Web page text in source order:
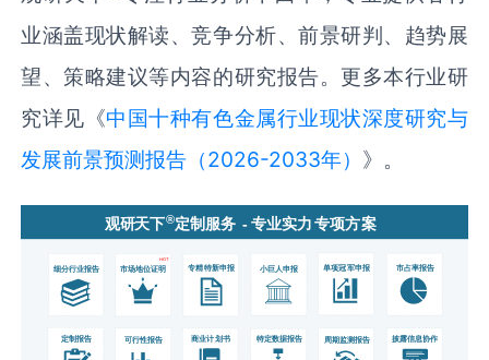
业涵盖现状解读、竞争分析、前景研判、趋势展
望、策略建议等内容的研究报告。更多本行业研
究详见《中国十种有色金属行业现状深度研究与
发展前景预测报告（2026-2033年） 》。